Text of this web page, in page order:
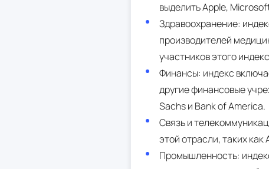
выделить Apple,
Здравоохранение:
производителей
участников этого
Финансы: индекс
другие финансовые
Sachs и Bank of America.
Связь и
этой отрасли, таких как
Промышленность: